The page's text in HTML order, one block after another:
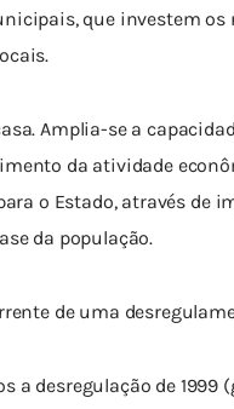
que investem
Amplia-se a
da atividade
o Estado, através de
da população.
de uma
a desregulação de